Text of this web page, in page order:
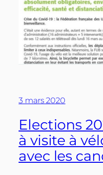
3 mars 2020
Elections
à visite à
avec les